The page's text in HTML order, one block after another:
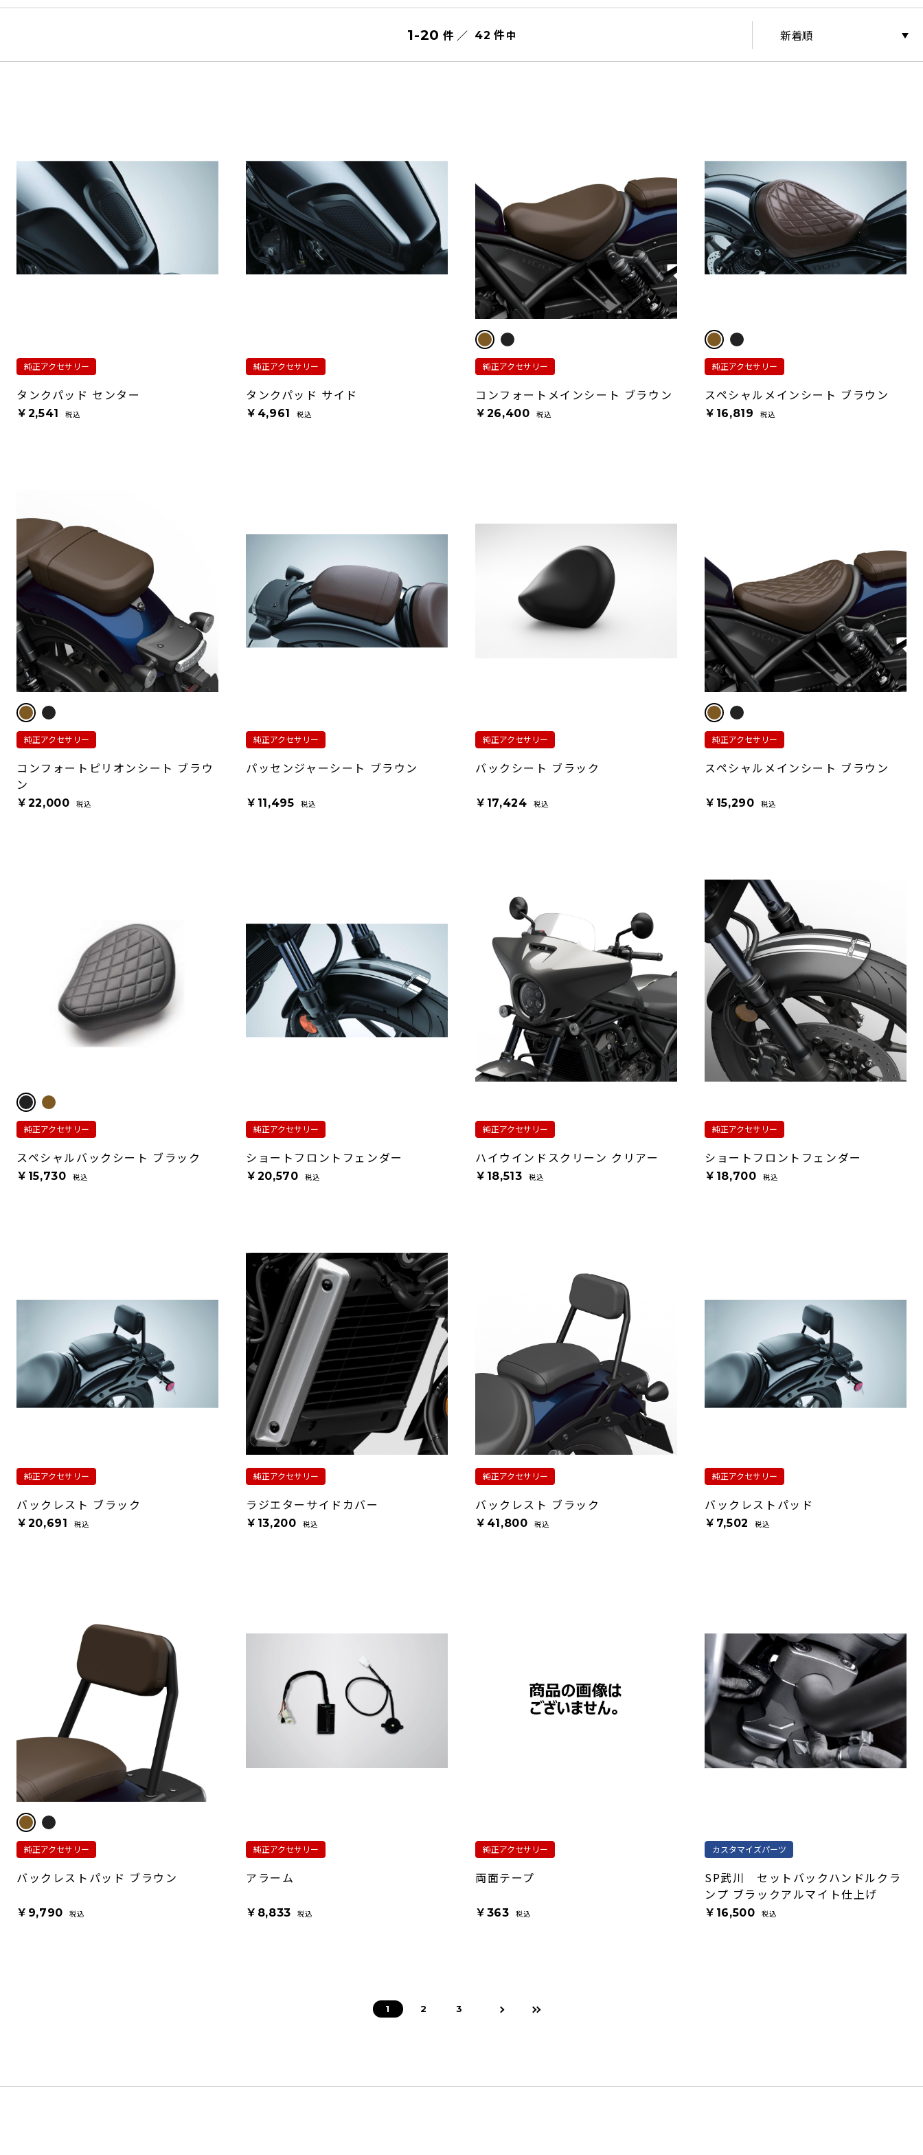
1-20 件 ／ 42 件中
純正アクセサリー
タンクパッド センター
￥2,541 税込
純正アクセサリー
タンクパッド サイド
￥4,961 税込
純正アクセサリー
コンフォートメインシート ブラウン
￥26,400 税込
純正アクセサリー
スペシャルメインシート ブラウン
￥16,819 税込
純正アクセサリー
コンフォートピリオンシート ブラウ
ン
￥22,000 税込
純正アクセサリー
パッセンジャーシート ブラウン
￥11,495 税込
純正アクセサリー
バックシート ブラック
￥17,424 税込
純正アクセサリー
スペシャルメインシート ブラウン
￥15,290 税込
純正アクセサリー
スペシャルバックシート ブラック
￥15,730 税込
純正アクセサリー
ショートフロントフェンダー
￥20,570 税込
純正アクセサリー
ハイウインドスクリーン クリアー
￥18,513 税込
純正アクセサリー
ショートフロントフェンダー
￥18,700 税込
純正アクセサリー
バックレスト ブラック
￥20,691 税込
純正アクセサリー
ラジエターサイドカバー
￥13,200 税込
純正アクセサリー
バックレスト ブラック
￥41,800 税込
純正アクセサリー
バックレストパッド
￥7,502 税込
純正アクセサリー
バックレストパッド ブラウン
￥9,790 税込
純正アクセサリー
アラーム
￥8,833 税込
純正アクセサリー
両面テープ
￥363 税込
カスタマイズパーツ
SP武川 セットバックハンドルクラ
ンプ ブラックアルマイト仕上げ
￥16,500 税込
1 2 3